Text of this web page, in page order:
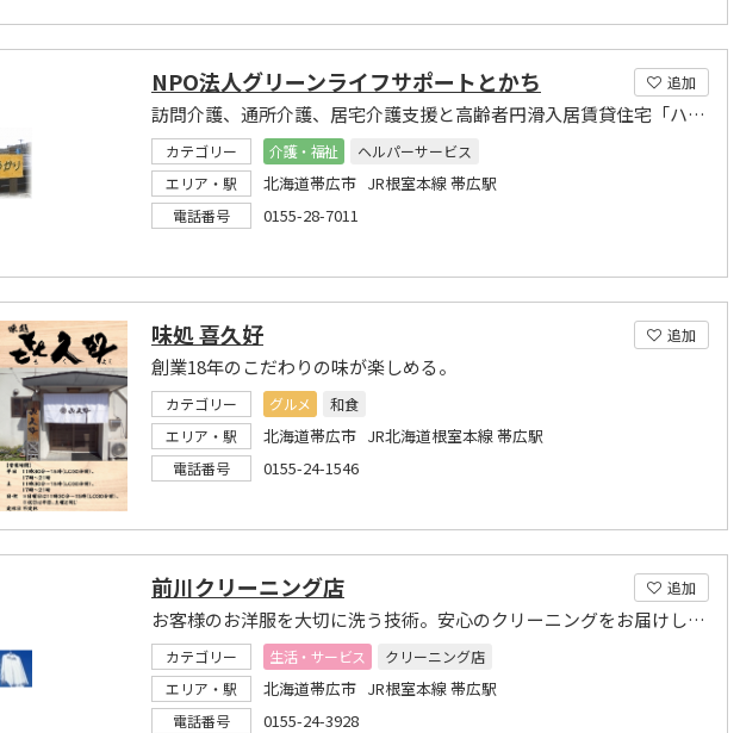
追加
NPO法人グリーンライフサポートとかち
訪問介護、通所介護、居宅介護支援と高齢者円滑入居賃貸住宅「ハイムあかり」のあかりグループ
カテゴリー 介護・福祉
ヘルパーサービス
エリア・駅
北海道帯広市 JR根室本線 帯広駅
電話番号 0155-28-7011
追加
味処 喜久好
創業18年のこだわりの味が楽しめる。
カテゴリー グルメ
和食
エリア・駅
北海道帯広市 JR北海道根室本線 帯広駅
電話番号 0155-24-1546
追加
前川クリーニング店
お客様のお洋服を大切に洗う技術。安心のクリーニングをお届けします。
カテゴリー 生活・サービス
クリーニング店
エリア・駅
北海道帯広市 JR根室本線 帯広駅
電話番号 0155-24-3928